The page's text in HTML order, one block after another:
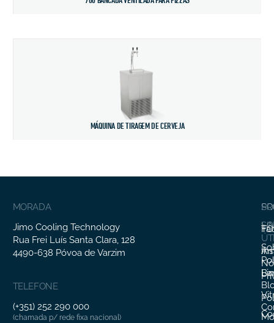
MÁQUINA DE TIRAGEM DE CERVEJA
MORADA
Jimo Cooling Technology
Rua Frei Luís Santa Clara, 128
4490-638 Póvoa de Varzim
TELEFONE
(+351) 252 290 000
(chamada p/ rede fixa nacional)